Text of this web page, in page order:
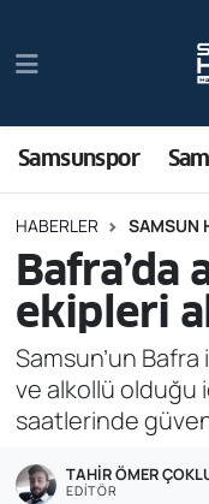
Samsunspor
HABERLER SAMSUN
Bafra’da
ekipleri
Samsun’un
ve alkollü olduğu
saatlerinde
TAHIR ÖMER
EDITÖR
Samsun
Sağlık
Asayiş
Bilim ve
Bölge
Dünya
Trafik Durumu
Süper Lig
Tüm
Son Dakika
Haber Arşivi